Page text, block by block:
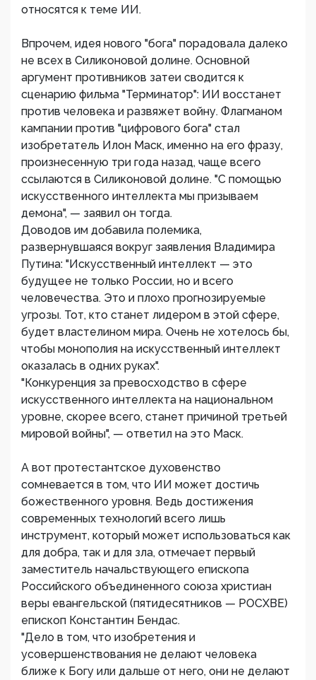
относятся к теме ИИ.
Впрочем, идея нового "бога" порадовала далеко
не всех в Силиконовой долине. Основной
аргумент противников затеи сводится к
сценарию фильма "Терминатор": ИИ восстанет
против человека и развяжет войну. Флагманом
кампании против "цифрового бога" стал
изобретатель Илон Маск, именно на его фразу,
произнесенную три года назад, чаще всего
ссылаются в Силиконовой долине. "С помощью
искусственного интеллекта мы призываем
демона", — заявил он тогда.
Доводов им добавила полемика,
развернувшаяся вокруг заявления Владимира
Путина: "Искусственный интеллект — это
будущее не только России, но и всего
человечества. Это и плохо прогнозируемые
угрозы. Тот, кто станет лидером в этой сфере,
будет властелином мира. Очень не хотелось бы,
чтобы монополия на искусственный интеллект
оказалась в одних руках".
"Конкуренция за превосходство в сфере
искусственного интеллекта на национальном
уровне, скорее всего, станет причиной третьей
мировой войны", — ответил на это Маск.
А вот протестантское духовенство
сомневается в том, что ИИ может достичь
божественного уровня. Ведь достижения
современных технологий всего лишь
инструмент, который может использоваться как
для добра, так и для зла, отмечает первый
заместитель начальствующего епископа
Российского объединенного союза христиан
веры евангельской (пятидесятников — РОСХВЕ)
епископ Константин Бендас.
"Дело в том, что изобретения и
усовершенствования не делают человека
ближе к Богу или дальше от него, они не делают